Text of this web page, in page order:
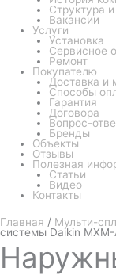
Структура
Вакансии
Услуги
Установка
Сервисное
Ремонт
Покупателю
Доставка и
Способы
Гарантия
Договора
Вопрос-
Бренды
Объекты
Отзывы
Полезная
Статьи
Видео
Контакты
Главная / Мульти-
системы Daikin